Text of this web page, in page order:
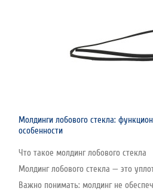
Молдинги лобового стекла:
особенности
Что такое молдинг лобового стекла
Молдинг лобового стекла — это
Важно понимать: молдинг не